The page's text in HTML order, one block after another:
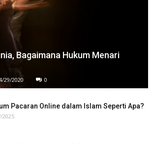
Bagaimana Hukum Menari
29/2020 0
Pacaran Online dalam Islam Seperti Apa?
2025